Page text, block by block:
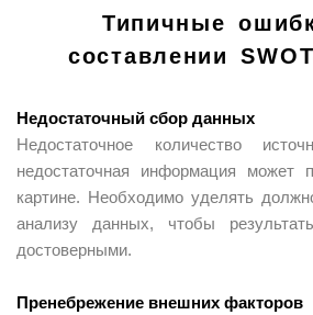
Типичные
составлении
Недостаточный сбор данных
Недостаточное количество
недостаточная информация может
картине. Необходимо уделять
анализу данных, чтобы
достоверными.
Пренебрежение внешних факторов